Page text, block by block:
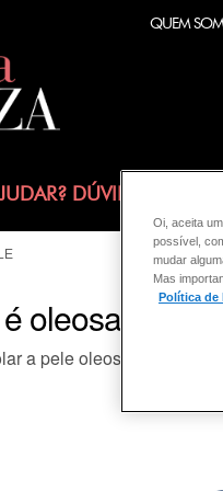
QUEM
DÚVIDAS SOBRE:
oleosa e às
a pele oleosa e
Oi, aceita
possível,
mudar
Mas
Política de